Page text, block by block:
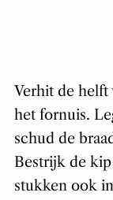
Verhit de helft
het fornuis.
schud de
Bestrijk de kip
stukken ook